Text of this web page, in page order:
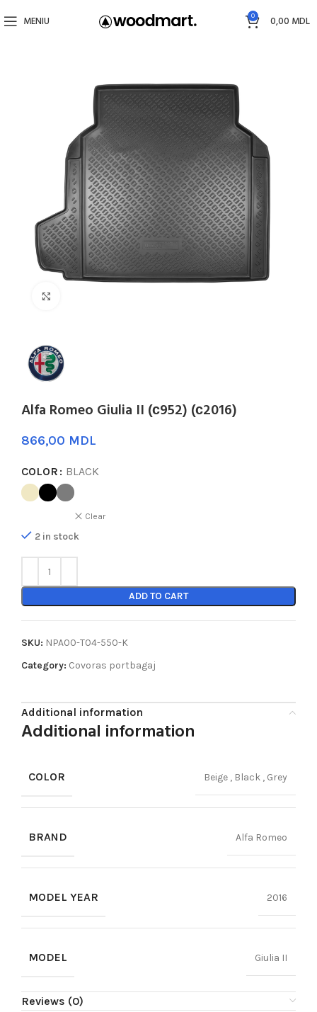
MENIU 0 0,00 MDL
Alfa Romeo Giulia II (с952) (с2016)
MDL
COLOR BLACK
Clear
2 in stock
ADD TO CART
SKU: NPA00-T04-550-K
Category: Covoras portbagaj
Additional information
Additional information
COLOR Beige , Black , Grey
BRAND Alfa Romeo
MODEL YEAR 2016
MODEL Giulia II
Reviews (0)